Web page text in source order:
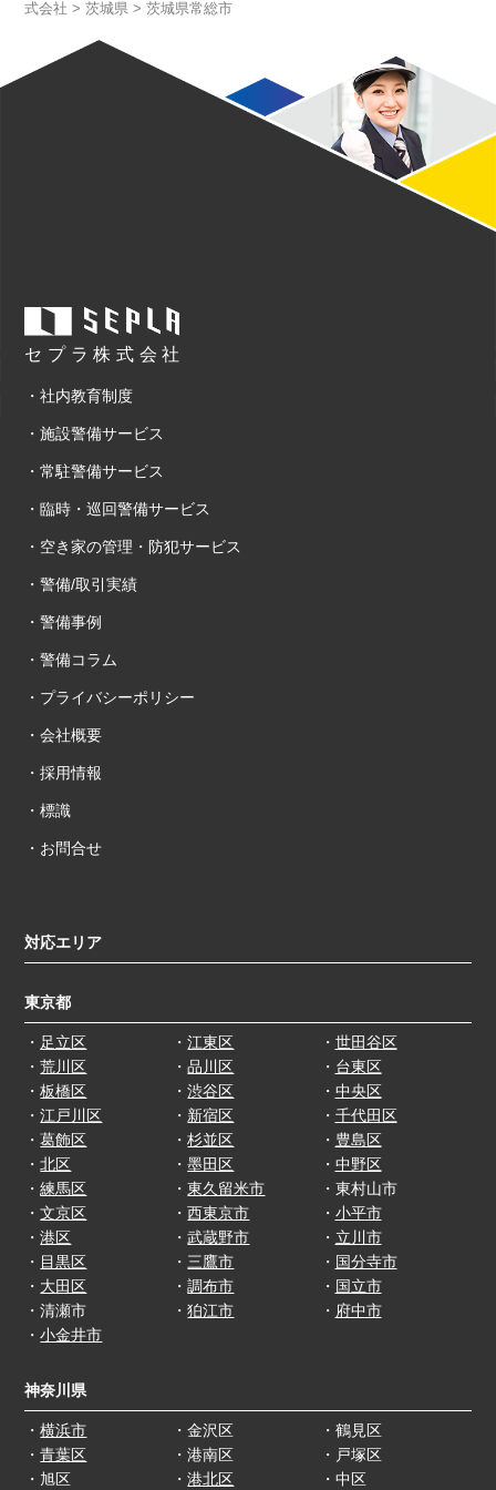
式会社 >茨城県 >茨城県常総市
セプラ株式会社
・社内教育制度
・施設警備サービス
・常駐警備サービス
・臨時・巡回警備サービス
・空き家の管理・防犯サービス
・警備/取引実績
・警備事例
・警備コラム
・プライバシーポリシー
・会社概要
・採用情報
・標識
・お問合せ
対応エリア
東京都
・ 足立区
・荒川区
・板橋区
・江戸川区
・葛飾区
・北区
・江東区
・品川区
・渋谷区
・ 新宿区
・杉並区
・墨田区
・ 世田谷区
・ 台東区
・ 中央区
・ 千代田区
・ 豊島区
・ 中野区
・練馬区
・文京区
・港区
・ 目黒区
・ 大田区
・清瀬市
・東久留米市
・西東京市
・武蔵野市
・三鷹市
・調布市
・狛江市
・東村山市
・ 小平市
・ 立川市
・ 国分寺市
・ 国立市
・ 府中市
・小金井市
神奈川県
・横浜市
・青葉区
・旭区
・金沢区
・港南区
・港北区
・鶴見区
・戸塚区
・中区